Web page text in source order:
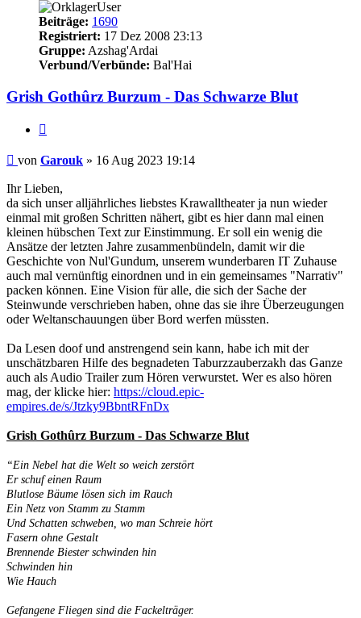
Beiträge: 1690
Registriert: 17 Dez 2008 23:13
Gruppe: Azshag'Ardai
Verbund/Verbünde: Bal'Hai
Grish Gothûrz Burzum - Das Schwarze Blut
Beitrag
von Garouk » 16 Aug 2023 19:14
Ihr Lieben,
da sich unser alljährliches liebstes Krawalltheater ja nun wieder
einmal mit großen Schritten nähert, gibt es hier dann mal einen
kleinen hübschen Text zur Einstimmung. Er soll ein wenig die
Ansätze der letzten Jahre zusammenbündeln, damit wir die
Geschichte von Nul'Gundum, unserem wunderbaren IT Zuhause
auch mal vernünftig einordnen und in ein gemeinsames "Narrativ"
packen können. Eine Vision für alle, die sich der Sache der
Steinwunde verschrieben haben, ohne das sie ihre Überzeugungen
oder Weltanschauungen über Bord werfen müssten.
Da Lesen doof und anstrengend sein kann, habe ich mit der
unschätzbaren Hilfe des begnadeten Taburzzauberzakh das Ganze
auch als Audio Trailer zum Hören verwurstet. Wer es also hören
mag, der klicke hier: https://cloud.epic-
empires.de/s/Jtzky9BbntRFnDx
Grish Gothûrz Burzum - Das Schwarze Blut
“Ein Nebel hat die Welt so weich zerstört
Er schuf einen Raum
Blutlose Bäume lösen sich im Rauch
Ein Netz von Stamm zu Stamm
Und Schatten schweben, wo man Schreie hört
Fasern ohne Gestalt
Brennende Biester schwinden hin
Schwinden hin
Wie Hauch
Gefangene Fliegen sind die Fackelträger.